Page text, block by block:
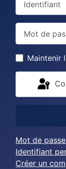
Maintenir
Mot de
Identifiant
Créer un